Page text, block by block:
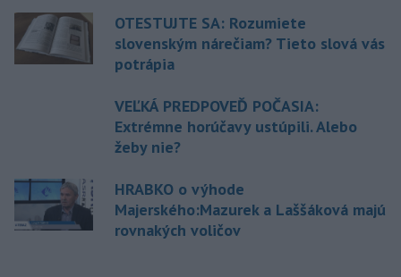
OTESTUJTE SA: Rozumiete
slovenským nárečiam? Tieto slová vás
potrápia
VEĽKÁ PREDPOVEĎ POČASIA:
Extrémne horúčavy ustúpili. Alebo
žeby nie?
HRABKO o výhode
Majerského:Mazurek a Laššáková majú
rovnakých voličov